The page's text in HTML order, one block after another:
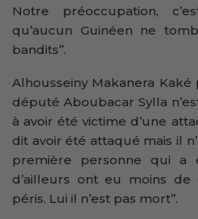
Notre préoccupation,
qu’aucun Guinéen ne
bandits’’.
Alhousseiny Makanera
député Aboubacar Sylla
à avoir été victime d’une
dit avoir été attaqué mais il
première personne qui a
d’ailleurs ont eu moins
péris. Lui il n’est pas mort’’.